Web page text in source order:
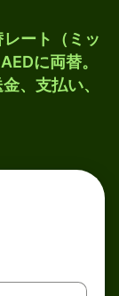
ート（ミッ
に両替。
、支払い、